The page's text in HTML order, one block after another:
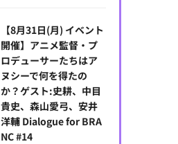
【8月31日(月) イベント
開催】アニメ監督・プ
ロデューサーたちはア
ヌシーで何を得たの
か？ゲスト:史耕、中目
貴史、森山愛弓、安井
洋輔 Dialogue for BRA
NC #14